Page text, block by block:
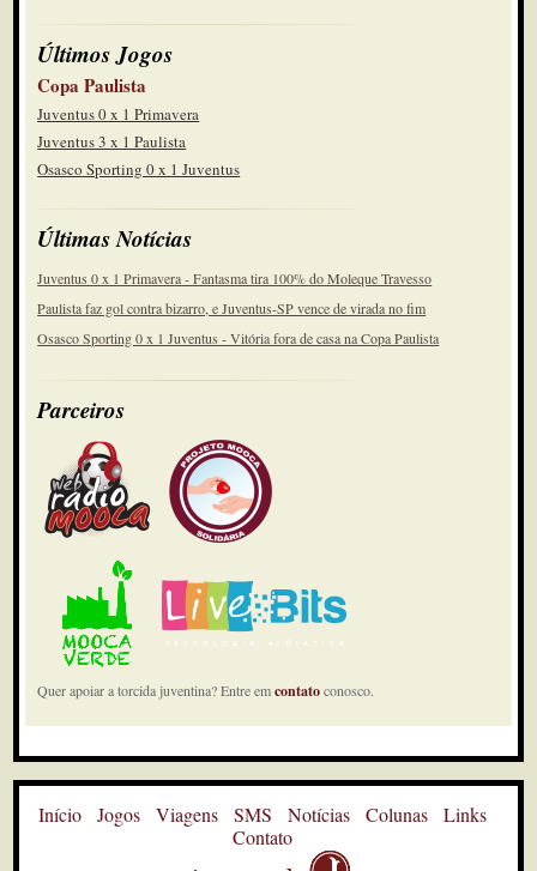
Últimos Jogos
Copa Paulista
Juventus 0 x 1 Primavera
Juventus 3 x 1 Paulista
Osasco Sporting 0 x 1 Juventus
Últimas Notícias
Juventus 0 x 1 Primavera - Fantasma tira 100% do Moleque Travesso
Paulista faz gol contra bizarro, e Juventus-SP vence de virada no fim
Osasco Sporting 0 x 1 Juventus - Vitória fora de casa na Copa Paulista
Parceiros
Quer apoiar a torcida juventina? Entre emcontatoconosco.
Início Jogos Viagens SMS Notícias Colunas
Links
Contato